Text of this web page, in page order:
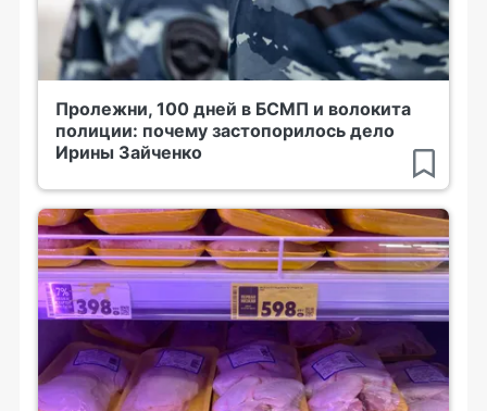
Пролежни, 100 дней в БСМП и волокита
полиции: почему застопорилось дело
Ирины Зайченко